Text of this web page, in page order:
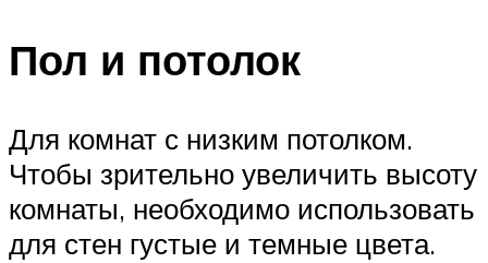
Пол и потолок
Для комнат с низким потолком.
Чтобы зрительно увеличить высоту
комнаты, необходимо использовать
для стен густые и темные цвета.